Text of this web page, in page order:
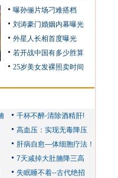
曝孙俪片场刁难搭档
刘涛豪门婚姻内幕曝光
外星人长相首度曝光
若开战中国有多少胜算
25岁美女发裸照卖时间